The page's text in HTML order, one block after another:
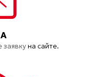
заявкуна сайте.